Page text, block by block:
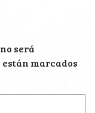
será
marcados